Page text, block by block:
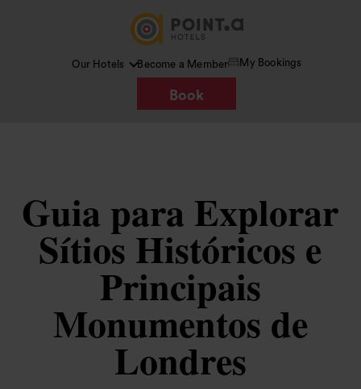
Our Hotels Become a Member My Bookings
Book
Guia para Explorar
Sítios Históricos e
Principais
Monumentos de
Londres